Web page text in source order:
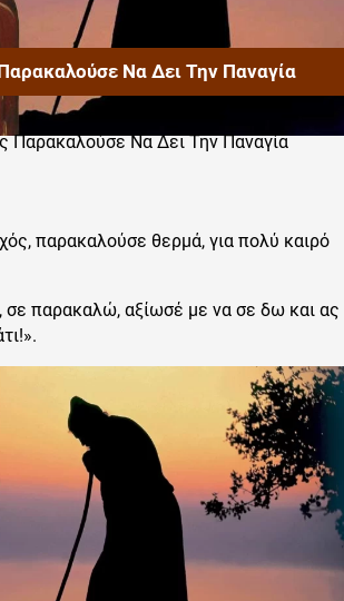
Να Δει Την Παναγία
Παρακαλούσε Να Δει Την Παναγία
παρακαλούσε θερμά, για πολύ καιρό
σε παρακαλώ, αξίωσέ με να σε δω και ας